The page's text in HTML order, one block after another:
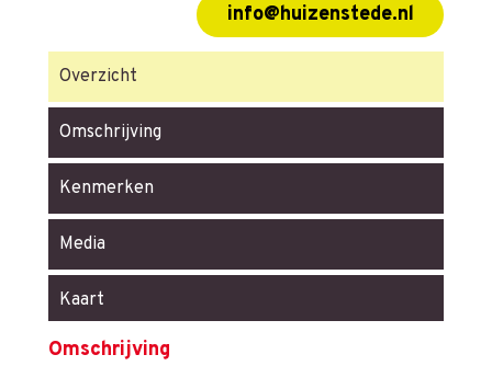
info@huizenstede.nl
Overzicht
Omschrijving
Kenmerken
Media
Kaart
Omschrijving